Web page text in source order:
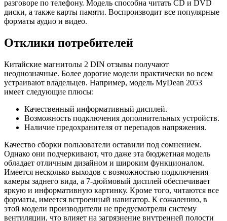
разговоре по телефону. Модель способна читать CD и DVD
диски, а также карты памяти. Воспроизводит все популярные
форматы аудио и видео.
Отклики потребителей
Китайские магнитолы 2 DIN отзывы получают
неоднозначные. Более дорогие модели практически во всем
устраивают владельцев. Например, модель MyDean 2053
имеет следующие плюсы:
Качественный информативный дисплей.
Возможность подключения дополнительных устройств.
Наличие предохранителя от перепадов напряжения.
Качество сборки пользователи оставили под сомнением.
Однако они подчеркивают, что даже эта бюджетная модель
обладает отличным дизайном и широким функционалом.
Имеется несколько выходов с возможностью подключения
камеры заднего вида, а 7-дюймовый дисплей обеспечивает
яркую и информативную картинку. Кроме того, читаются все
форматы, имеется встроенный навигатор. К сожалению, в
этой модели производители не предусмотрели систему
вентиляции, что влияет на загрязнение внутренней полости